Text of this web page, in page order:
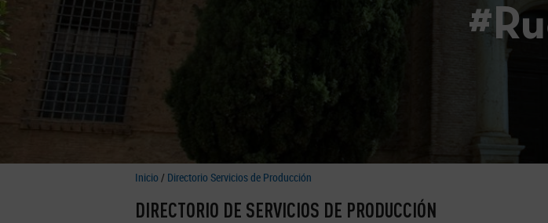
Inicio / Directorio Servicios de Producción
DIRECTORIO DE SERVICIOS DE PRODUCCIÓN